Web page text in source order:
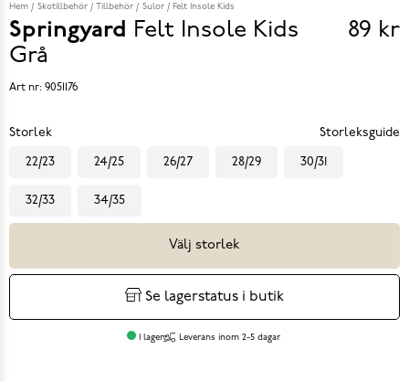
Hem Skotillbehör Tillbehör Sulor Felt Insole Kids
Springyard Felt Insole Kids
Grå
Pris
89 kr
Art nr: 9051176
Storlek Storleksguide
22/23 24/25 26/27 28/29 30/31
32/33 34/35
Välj storlek
Se lagerstatus i butik
I lager Leverans inom 2-5 dagar